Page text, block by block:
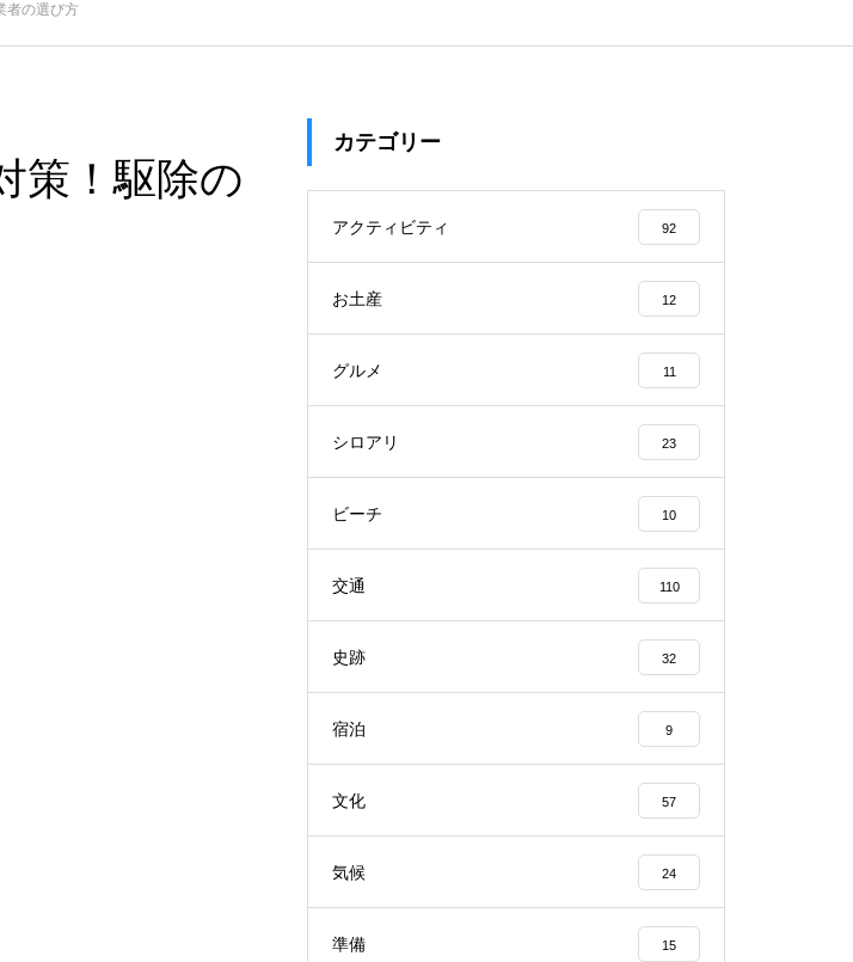
者の選び方
策！駆除の
カテゴリー
アクティビティ 92
お土産 12
グルメ 11
シロアリ 23
ビーチ 10
交通 110
史跡 32
宿泊 9
文化 57
気候 24
準備 15